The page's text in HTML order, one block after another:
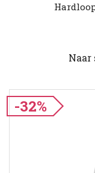
Naar
-32%